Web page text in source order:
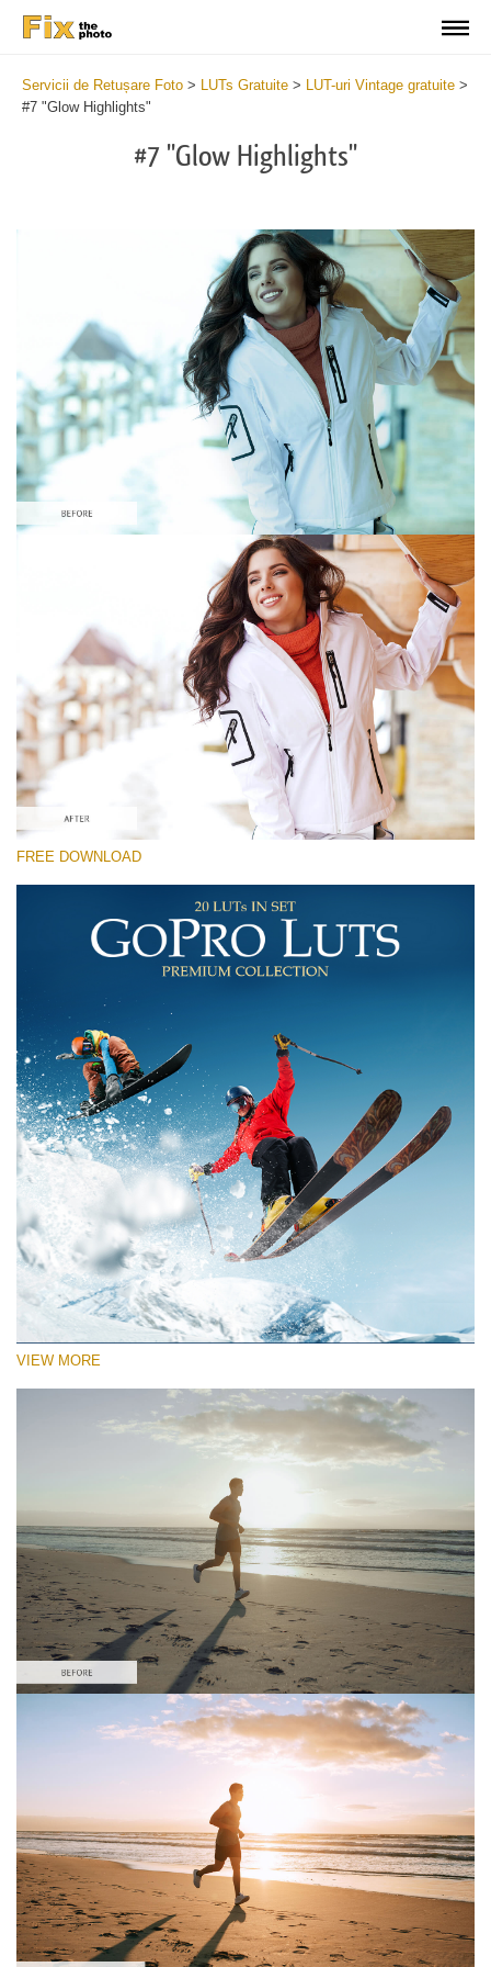
Servicii de Retușare Foto > LUTs Gratuite > LUT-uri Vintage gratuite >
#7 "Glow Highlights"
#7 "Glow Highlights"
Te rog selecteaza
Premium GoPro LUTs
Cinema Look Collection (80 LUTs)
Entire Collection (260 LUTs)
Descărcare gratuită
FREE DOWNLOAD
VIEW MORE